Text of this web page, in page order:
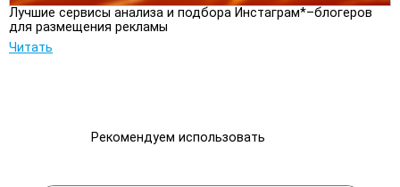
Лучшие сервисы анализа и подбора Инстаграм*–блогеров
для размещения рекламы
Читать
Рекомендуем использовать